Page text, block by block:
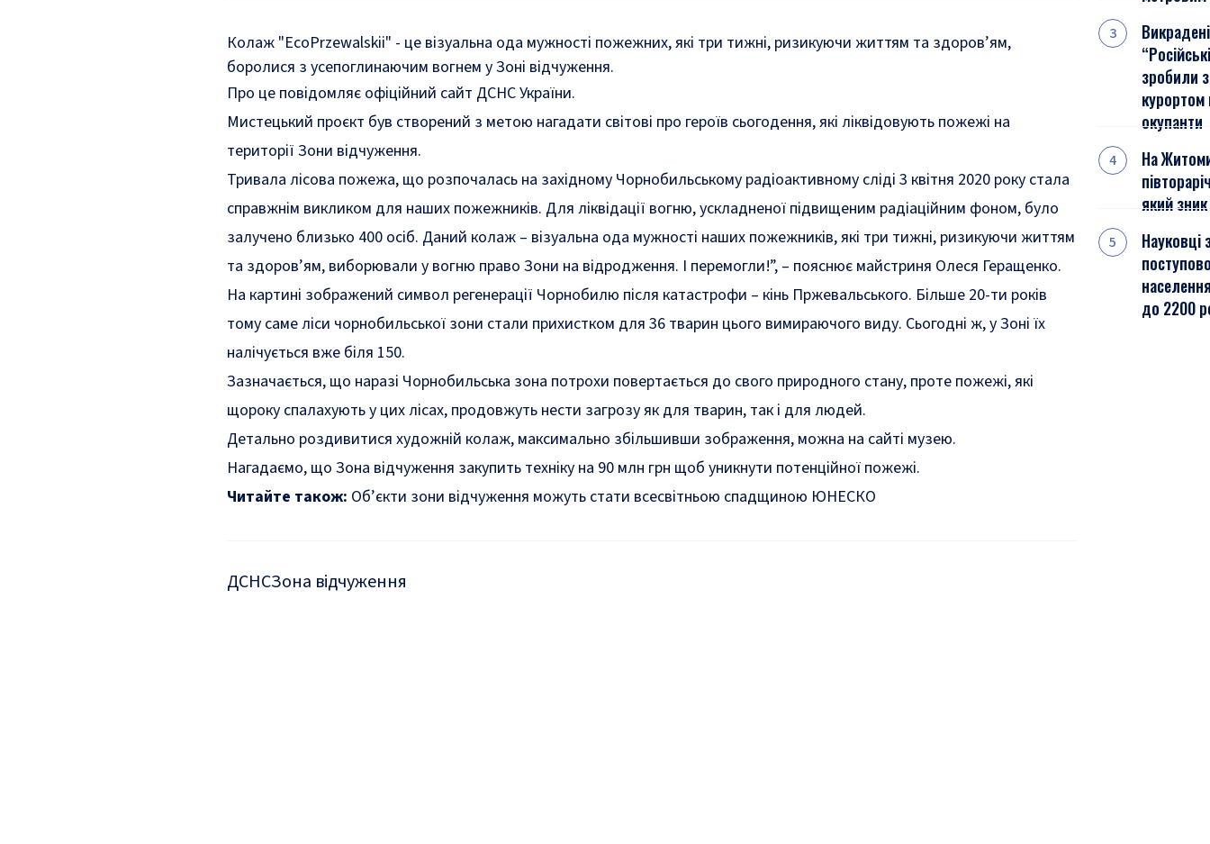
Колаж "EcoPrzewalskii" - це візуальна ода мужності пожежних, які три тижні, ризикуючи життям та здоров’ям,
боролися з усепоглинаючим вогнем у Зоні відчуження.
Про це повідомляє офіційний сайт ДСНС України.
Мистецький проєкт був створений з метою нагадати світові про героїв сьогодення, які ліквідовують пожежі на
території Зони відчуження.
Тривала лісова пожежа, що розпочалась на західному Чорнобильському радіоактивному сліді 3 квітня 2020 року стала
справжнім викликом для наших пожежників. Для ліквідації вогню, ускладненої підвищеним радіаційним фоном, було
залучено близько 400 осіб. Даний колаж – візуальна ода мужності наших пожежників, які три тижні, ризикуючи життям
та здоров’ям, виборювали у вогню право Зони на відродження. І перемогли!”, – пояснює майстриня Олеся Геращенко.
На картині зображений символ регенерації Чорнобилю після катастрофи – кінь Пржевальського. Більше 20-ти років
тому саме ліси чорнобильської зони стали прихистком для 36 тварин цього вимираючого виду. Сьогодні ж, у Зоні їх
налічується вже біля 150.
Зазначається, що наразі Чорнобильська зона потрохи повертається до свого природного стану, проте пожежі, які
щороку спалахують у цих лісах, продовжуть нести загрозу як для тварин, так і для людей.
Детально роздивитися художній колаж, максимально збільшивши зображення, можна на сайті музею.
Нагадаємо, що Зона відчуження закупить техніку на 90 млн грн щоб уникнути потенційної пожежі.
Читайте також: Об’єкти зони відчуження можуть стати всесвітньою спадщиною ЮНЕСКО
ДСНСЗона відчуження
зробили
курортом
окупанти
На
який
Науковці
до 2200